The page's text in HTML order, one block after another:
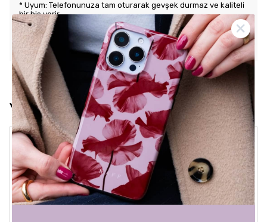
* Uyum: Telefonunuza tam oturarak gevşek durmaz ve kaliteli
bir his verir.
KARGO VE İADE POLİTİKASI
Yorumlar
Crystal Sage
3 Ağustos 2026
Bükra A.
Satın Alınmış